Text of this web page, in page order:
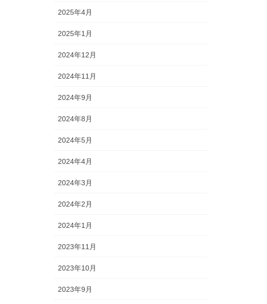
2025年4月
2025年1月
2024年12月
2024年11月
2024年9月
2024年8月
2024年5月
2024年4月
2024年3月
2024年2月
2024年1月
2023年11月
2023年10月
2023年9月